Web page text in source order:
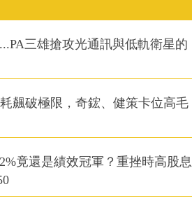
三雄搶攻光通訊與低軌衛星的
飆破極限，奇鋐、健策卡位高毛
竟還是績效冠軍？重挫時高股息